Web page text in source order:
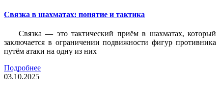
Связка в шахматах: понятие и тактика
Связка — это тактический приём в шахматах, который
заключается в ограничении подвижности фигур противника
путём атаки на одну из них
Подробнее
03.10.2025